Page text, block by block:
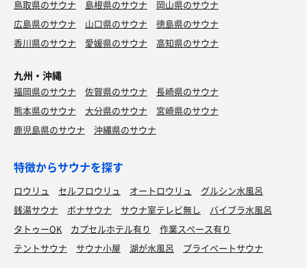
鳥取県のサウナ 島根県のサウナ
岡山県のサウナ
広島県のサウナ
山口県のサウナ
徳島県のサウナ
香川県のサウナ
愛媛県のサウナ 高知県のサウナ
九州・沖縄
福岡県のサウナ 佐賀県のサウナ
長崎県のサウナ
熊本県のサウナ
大分県のサウナ
宮崎県のサウナ
鹿児島県のサウナ
沖縄県のサウナ
特徴からサウナを探す
ロウリュ セルフロウリュ オートロウリュ
グルシン水風呂
銭湯サウナ
ボナサウナ サウナ室テレビ無し
バイブラ水風呂
タトゥーOK
カプセルホテル有り
作業スペース有り
テントサウナ
サウナ小屋 湖が水風呂 プライベートサウナ